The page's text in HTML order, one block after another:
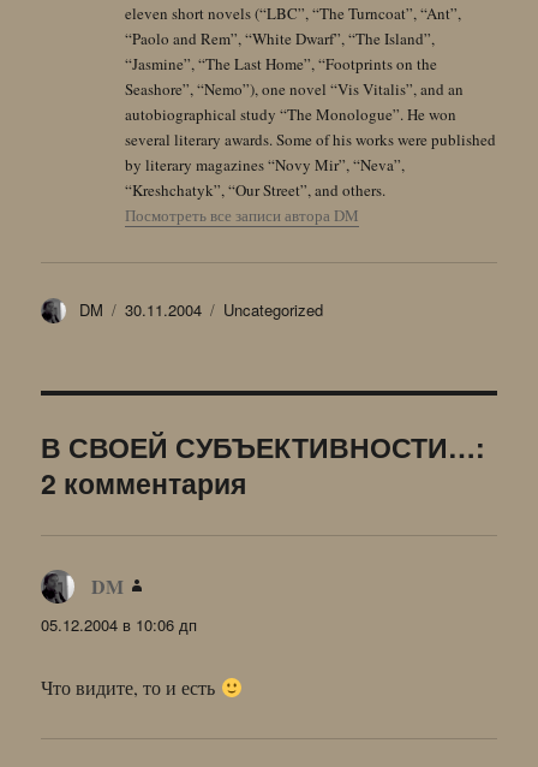
eleven short novels (“LBC”, “The Turncoat”, “Ant”,
“Paolo and Rem”, “White Dwarf”, “The Island”,
“Jasmine”, “The Last Home”, “Footprints on the
Seashore”, “Nemo”), one novel “Vis Vitalis”, and an
autobiographical study “The Monologue”. He won
several literary awards. Some of his works were published
by literary magazines “Novy Mir”, “Neva”,
“Kreshchatyk”, “Our Street”, and others.
Посмотреть все записи автора DM
Автор
DM Опубликовано
30.11.2004 Рубрики
Uncategorized
В СВОЕЙ СУБЪЕКТИВНОСТИ…:
2 комментария
DM
05.12.2004 в 10:06 дп
Что видите, то и есть